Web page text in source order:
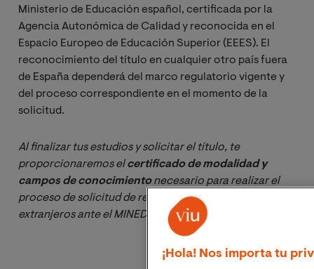
Ministerio de Educación español, certificada por la
Agencia Autonómica de Calidad y reconocida en el
Espacio Europeo de Educación Superior (EEES). El
reconocimiento del título en cualquier otro país fuera
de España dependerá del marco regulatorio vigente y
del proceso correspondiente en el momento de la
solicitud.
Al finalizar tus estudios y solicitar el título, te
proporcionaremos el certificado de modalidad y
campos de conocimiento necesario para realizar el
proceso de solicitud de reconocimiento de títulos
extranjeros ante el MINEDEC.
¡Hola! Nos importa tu